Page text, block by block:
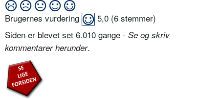
Brugernes vurdering 5,0 (6 stemmer)
Siden er blevet set 6.010 gange - Se og skriv
kommentarer herunder.